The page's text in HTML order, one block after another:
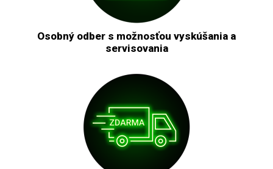
Osobný odber s možnosťou vyskúšania a
servisovania